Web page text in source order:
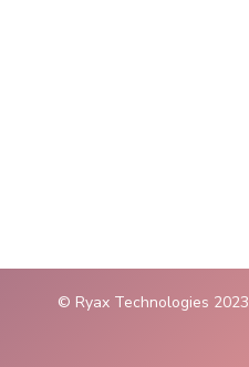
© Ryax Technologies 2023